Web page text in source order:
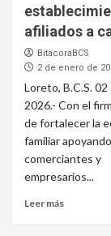
afiliados a
BitacoraBCS
2 de enero de
Loreto, B.C.S.
2026.- Con el
de fortalecer la
familiar
comerciantes y
empresarios...
Leer más